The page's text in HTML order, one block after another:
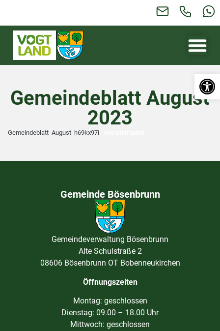
Gemeindeblatt August
2023
Gemeindeblatt_August_h69kx97i
Gemeinde Bösenbrunn
Gemeindeverwaltung Bösenbrunn
Alte Schulstraße 2
08606 Bösenbrunn OT Bobenneukirchen
Öffnungszeiten
Montag: geschlossen
Dienstag: 09.00 – 18.00 Uhr
Mittwoch: geschlossen